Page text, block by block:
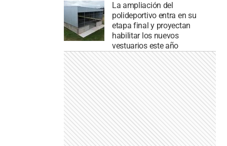
La ampliación del
polideportivo entra en su
etapa final y proyectan
habilitar los nuevos
vestuarios este año